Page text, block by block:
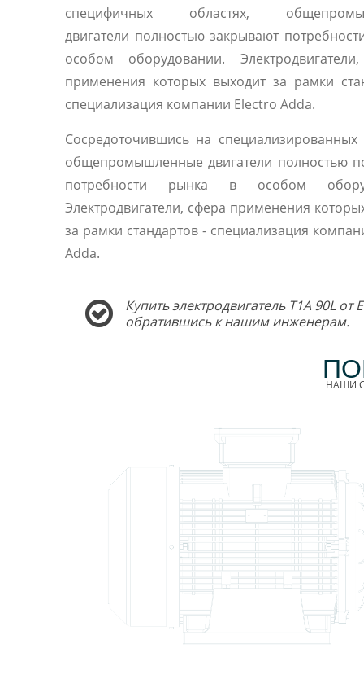
специфичных областях,
двигатели полностью закрывают
особом оборудовании.
применения которых выходит за рамки
специализация компании Electro Adda.
Сосредоточившись на специализированных
общепромышленные двигатели полностью
потребности рынка в особом
Электродвигатели, сфера применения
за рамки стандартов - специализация
Adda.
Купить электродвигатель T1A 90L
обратившись к нашим инженерам.
НАШИ